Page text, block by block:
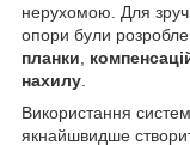
нерухомою. Для
опори були
планки
нахилу
Використання
якнайшвидше